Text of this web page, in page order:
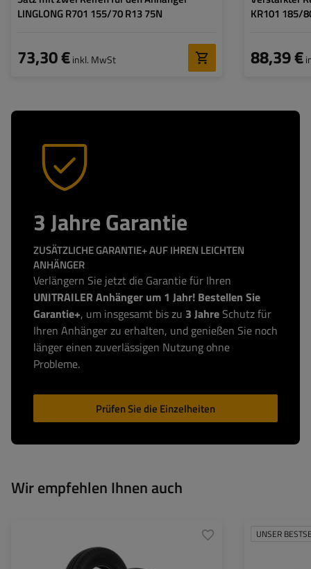
LINGLONG R701 155/70 R13 75N
73,30 €inkl. MwSt
KR101 185/
88,39 €
3 Jahre Garantie
ZUSÄTZLICHE GARANTIE+ AUF IHREN LEICHTEN
ANHÄNGER
Verlängern Sie jetzt die Garantie für Ihren
UNITRAILER Anhänger um 1 Jahr! Bestellen Sie
Garantie+, um insgesamt bis zu 3 Jahre Schutz für
Ihren Anhänger zu erhalten, und genießen Sie noch
länger einen zuverlässigen Nutzung ohne
Probleme.
Prüfen Sie die Einzelheiten
Wir empfehlen Ihnen auch
80
UNSER